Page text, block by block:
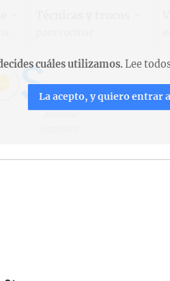
cuáles utilizamos.Lee
La acepto, y quiero entrar